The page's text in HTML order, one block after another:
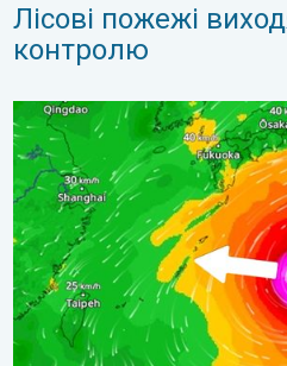
Лісові пожежі
контролю
Японія готується до тайфуну